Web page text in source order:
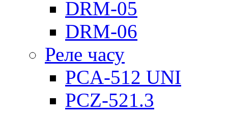
DRM-05
DRM-06
Реле часу
PCA-512 UNI
PCZ-521.3